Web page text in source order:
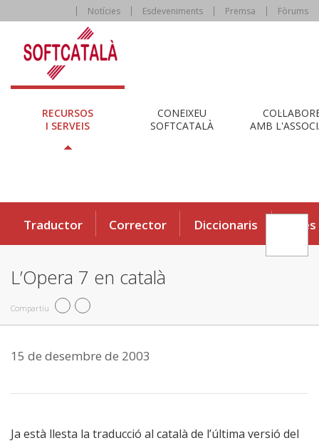
Notícies Esdeveniments Premsa Fòrums
RECURSOS
I SERVEIS
CONEIXEU
SOFTCATALÀ
AMB
Traductor Corrector Diccionaris Eines
L’Opera 7 en català
Compartiu
15 de desembre de 2003
Ja està llesta la traducció al català de l’última versió del